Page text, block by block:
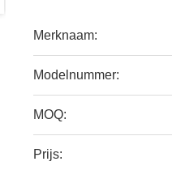
Merknaam:
Modelnummer:
MOQ:
Prijs: